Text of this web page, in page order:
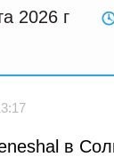
2026 г
в